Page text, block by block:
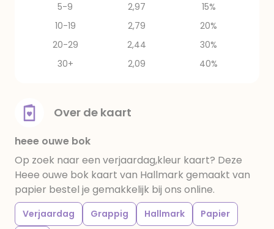
5-9
2,97
15%
10-19
2,79
20%
20-29
2,44
30%
30+
2,09 40%
Over de kaart
heee ouwe bok
Op zoek naar een verjaardag,kleur kaart? Deze
Heee ouwe bok kaart van Hallmark gemaakt van
papier bestel je gemakkelijk bij ons online.
Verjaardag Grappig Hallmark
Papier